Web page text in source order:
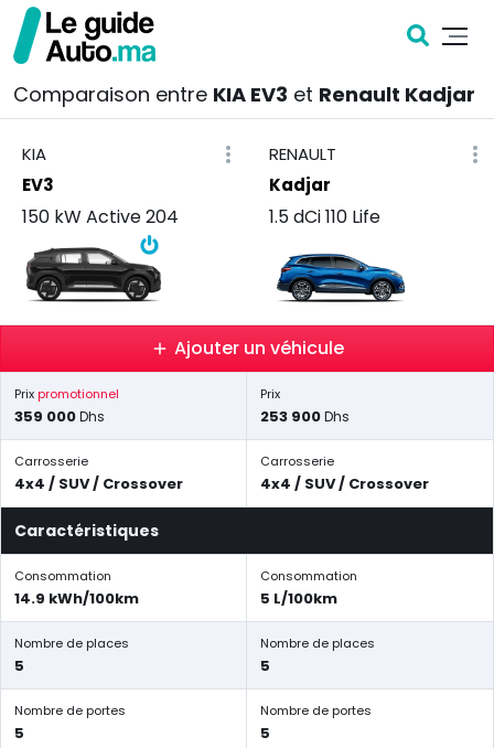
Comparaison entre KIA EV3 et Renault Kadjar
KIA
EV3
150 kW Active 204
RENAULT
Kadjar
1.5 dCi 110 Life
Ajouter un véhicule
Prix promotionnel
359 000Dhs
Prix
253 900Dhs
Carrosserie
4x4 / SUV / Crossover
Carrosserie
4x4 / SUV / Crossover
Caractéristiques
Consommation
14.9 kWh/100km
Consommation
5 L/100km
Nombre de places
5
Nombre de places
5
Nombre de portes
5
Nombre de portes
5